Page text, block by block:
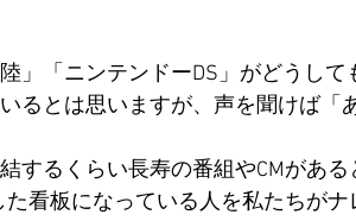
」「ニンテンドーDS」がどうして
るとは思いますが、声を聞けば「
するくらい長寿の番組やCMがある
看板になっている人を私たちが